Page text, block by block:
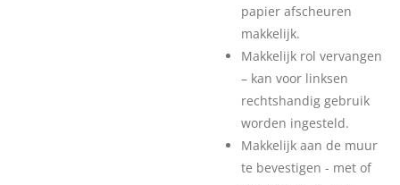
papier afscheuren
makkelijk.
Makkelijk rol vervangen
– kan voor linksen
rechtshandig gebruik
worden ingesteld.
Makkelijk aan de muur
te bevestigen - met of